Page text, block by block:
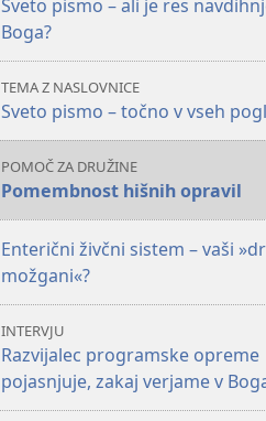
Sveto
od
od
Boga?
Sveto pismo – ali je res
Boga?
TEMA Z NASLOVNICE
Sveto pismo – točno v vseh
POMOČ ZA DRUŽINE
Pomembnost hišnih opravil
Enterični živčni sistem – vaši
možgani«?
INTERVJU
Razvijalec programske opreme
pojasnjuje, zakaj verjame v